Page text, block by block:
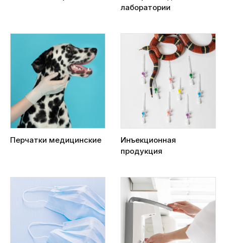
лаборатории
Перчатки медицинские
Инъекционная
продукция